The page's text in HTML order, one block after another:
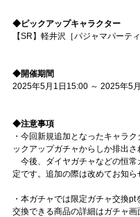
◆ピックアップキャラクター
【SR】軽井沢［パジャマパーティ
◆開催期間
2025年5月1日15:00 ～ 2025年5
◆注意事項
・今回新規追加となったキャラ
ックアップガチャからしか排出さ
今後、ダイヤガチャなどの恒常
定です。追加の際は改めてお知ら
・本ガチャでは限定ガチャ交換pt
交換できる商品の詳細はガチャ